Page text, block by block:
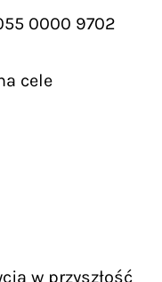
0000 9702
cele
w przyszłość